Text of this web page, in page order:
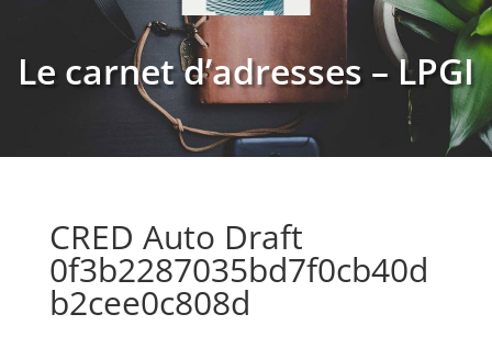
Le carnet d’adresses – LPGI
CRED Auto Draft
0f3b2287035bd7f0cb40d
b2cee0c808d